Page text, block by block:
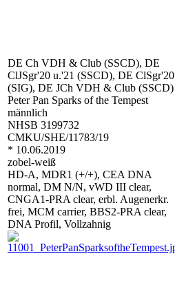
DE Ch VDH & Club (SSCD), DE
ClJSgr'20 u.'21 (SSCD), DE ClSgr'20
(SIG), DE JCh VDH & Club (SSCD)
Peter Pan Sparks of the Tempest
männlich
NHSB 3199732
CMKU/SHE/11783/19
* 10.06.2019
zobel-weiß
HD-A, MDR1 (+/+), CEA DNA
normal, DM N/N, vWD III clear,
CNGA1-PRA clear, erbl. Augenerkr.
frei, MCM carrier, BBS2-PRA clear,
DNA Profil, Vollzahnig